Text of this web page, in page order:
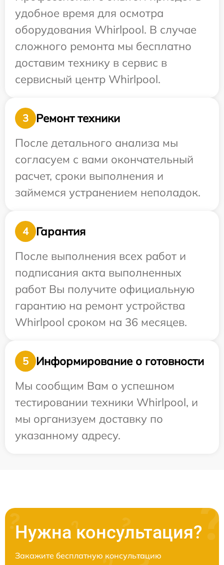
удобное время для осмотра
оборудования Whirlpool. В случае
сложного ремонта мы бесплатно
доставим технику в сервис в
сервисный центр Whirlpool.
3
Ремонт техники
После детального анализа мы
согласуем с вами окончательный
расчет, сроки выполнения и
займемся устранением неполадок.
4
Гарантия
После выполнения всех работ и
подписания акта выполненных
работ Вы получите официальную
гарантию на ремонт устройства
Whirlpool сроком на 36 месяцев.
5
Информирование о готовности
Мы сообщим Вам о успешном
тестировании техники Whirlpool, и
мы организуем доставку по
указанному адресу.
Нужна консультация?
Закажите бесплатную консультацию